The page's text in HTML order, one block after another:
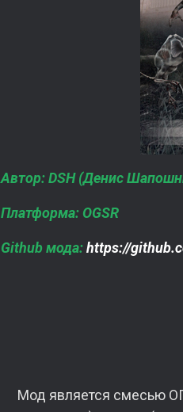
Автор: DSH (Денис
Платформа: OGSR
Github мода:https://
Мод является смесью